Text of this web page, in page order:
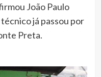
João Paulo
já passou por
Preta.